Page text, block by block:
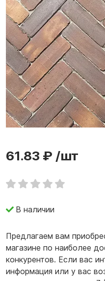
61.83 ₽ /шт
В наличии
Предлагаем вам
магазине по наиболее
конкурентов. Если вас
информация или у вас